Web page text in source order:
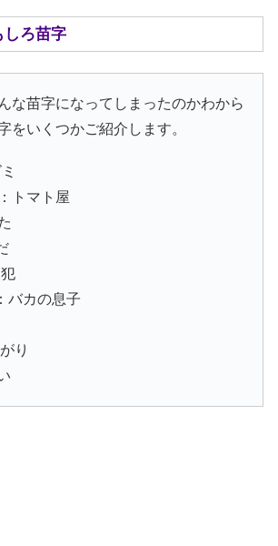
しろ苗字
な苗字になってしまったのかわから
をいくつかご紹介します。
トマト屋
バカの息子
り